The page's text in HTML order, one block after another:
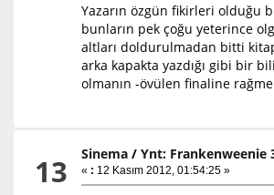
Yazarın özgün fikirleri olduğu
bunların pek çoğu yeterince
altları doldurulmadan bitti
arka kapakta yazdığı gibi bir
olmanın -övülen finaline
13 Sinema /Ynt: Frankenweenie
« : 12 Kasım 2012, 01:54:25 »